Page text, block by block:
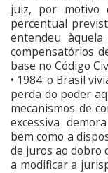
juiz, por motivo
percentual
entendeu
compensatórios
base no Código
• 1984: o Brasil
perda do poder
mecanismos de
excessiva
bem como a
de juros ao dobro
a modificar a